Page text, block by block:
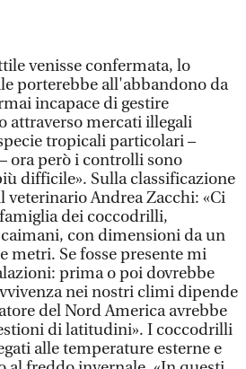
venisse confermata, lo
porterebbe all'abbandono da
incapace di gestire
attraverso mercati illegali
tropicali particolari –
ora però i controlli sono
difficile». Sulla classificazione
veterinario Andrea Zacchi: «Ci
dei coccodrilli,
con dimensioni da un
metri. Se fosse presente mi
prima o poi dovrebbe
nei nostri climi dipende
del Nord America avrebbe
di latitudini». I coccodrilli
alle temperature esterne e